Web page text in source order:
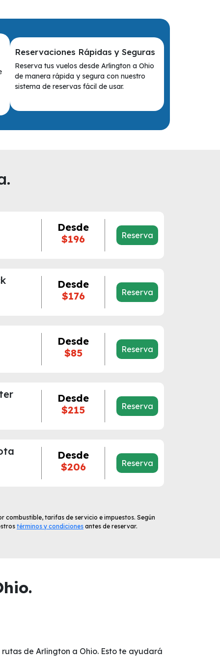
Reservaciones Rápidas y Seguras
Reserva tus vuelos desde Arlington a Ohio
de manera rápida y segura con nuestro
sistema de reservas fácil de usar.
Desde
$196
Reserva
Desde
$176
Reserva
Desde
$85
Reserva
Desde
$215
Reserva
Desde
$206
Reserva
tarifas de servicio e impuestos. Según
términos y condiciones antes de reservar.
de Arlington a Ohio. Esto te ayudará